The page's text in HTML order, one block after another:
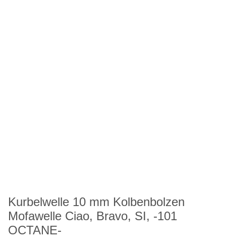
Kurbelwelle 10 mm Kolbenbolzen
Mofawelle Ciao, Bravo, SI, -101
OCTANE-